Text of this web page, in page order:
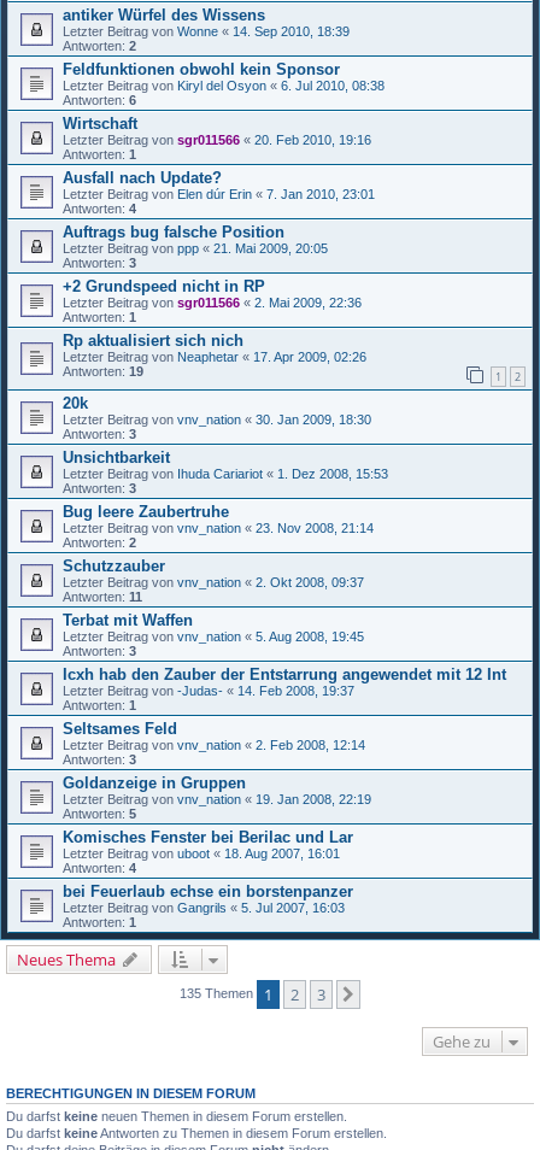
antiker Würfel des Wissens
Letzter Beitrag von Wonne « 14. Sep 2010, 18:39
Antworten: 2
Feldfunktionen obwohl kein Sponsor
Letzter Beitrag von Kiryl del Osyon « 6. Jul 2010, 08:38
Antworten: 6
Wirtschaft
Letzter Beitrag von sgr011566 « 20. Feb 2010, 19:16
Antworten: 1
Ausfall nach Update?
Letzter Beitrag von Elen dúr Erin « 7. Jan 2010, 23:01
Antworten: 4
Auftrags bug falsche Position
Letzter Beitrag von ppp « 21. Mai 2009, 20:05
Antworten: 3
+2 Grundspeed nicht in RP
Letzter Beitrag von sgr011566 « 2. Mai 2009, 22:36
Antworten: 1
Rp aktualisiert sich nich
Letzter Beitrag von Neaphetar « 17. Apr 2009, 02:26
Antworten: 19 1 2
20k
Letzter Beitrag von vnv_nation « 30. Jan 2009, 18:30
Antworten: 3
Unsichtbarkeit
Letzter Beitrag von Ihuda Cariariot « 1. Dez 2008, 15:53
Antworten: 3
Bug leere Zaubertruhe
Letzter Beitrag von vnv_nation « 23. Nov 2008, 21:14
Antworten: 2
Schutzzauber
Letzter Beitrag von vnv_nation « 2. Okt 2008, 09:37
Antworten: 11
Terbat mit Waffen
Letzter Beitrag von vnv_nation « 5. Aug 2008, 19:45
Antworten: 3
Icxh hab den Zauber der Entstarrung angewendet mit 12 Int
Letzter Beitrag von -Judas- « 14. Feb 2008, 19:37
Antworten: 1
Seltsames Feld
Letzter Beitrag von vnv_nation « 2. Feb 2008, 12:14
Antworten: 3
Goldanzeige in Gruppen
Letzter Beitrag von vnv_nation « 19. Jan 2008, 22:19
Antworten: 5
Komisches Fenster bei Berilac und Lar
Letzter Beitrag von uboot « 18. Aug 2007, 16:01
Antworten: 4
bei Feuerlaub echse ein borstenpanzer
Letzter Beitrag von Gangrils « 5. Jul 2007, 16:03
Antworten: 1
Neues Thema
135 Themen 1 2 3
Gehe zu
BERECHTIGUNGEN IN DIESEM FORUM
Du darfst keine neuen Themen in diesem Forum erstellen.
Du darfst keineAntworten zu Themen in diesem Forum erstellen.